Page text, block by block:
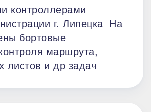
контроллерами
г. Липецка На
бортовые
маршрута,
листов и др задач